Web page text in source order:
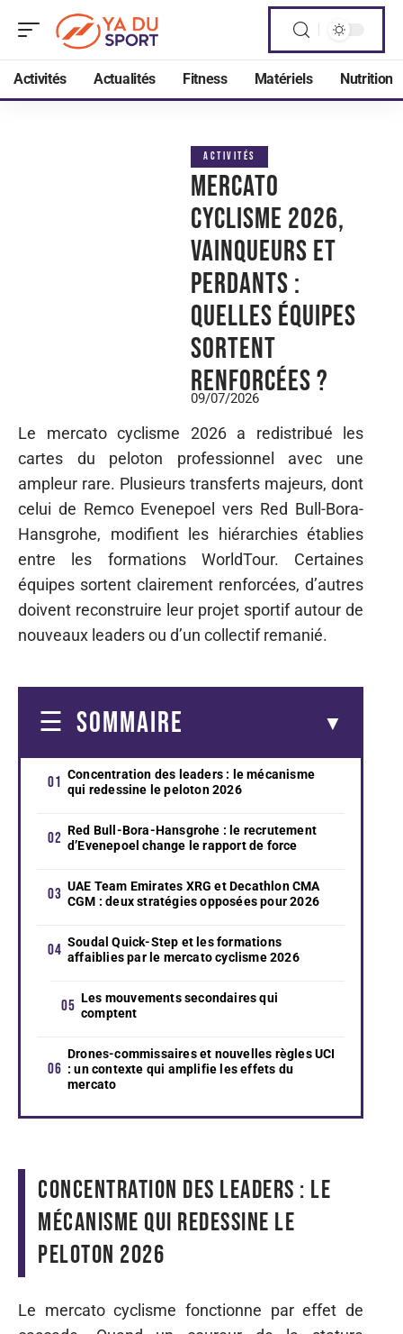
Activités Actualités Fitness Matériels Nutrition
ACTIVITÉS
Mercato
Cyclisme 2026,
vainqueurs et
perdants :
quelles équipes
sortent
renforcées ?
09/07/2026
Le mercato cyclisme 2026 a redistribué les
cartes du peloton professionnel avec une
ampleur rare. Plusieurs transferts majeurs, dont
celui de Remco Evenepoel vers Red Bull-Bora-
Hansgrohe, modifient les hiérarchies établies
entre les formations WorldTour. Certaines
équipes sortent clairement renforcées, d’autres
doivent reconstruire leur projet sportif autour de
nouveaux leaders ou d’un collectif remanié.
SOMMAIRE
Concentration des leaders : le mécanisme
qui redessine le peloton 2026
Red Bull-Bora-Hansgrohe : le recrutement
d’Evenepoel change le rapport de force
UAE Team Emirates XRG et Decathlon CMA
CGM : deux stratégies opposées pour 2026
Soudal Quick-Step et les formations
affaiblies par le mercato cyclisme 2026
Les mouvements secondaires qui
comptent
Drones-commissaires et nouvelles règles UCI
: un contexte qui amplifie les effets du
mercato
Concentration des leaders : le
mécanisme qui redessine le
peloton 2026
Le mercato cyclisme fonctionne par effet de